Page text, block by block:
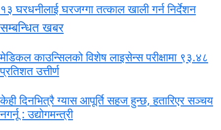
१३ घरधनीलाई घरजग्गा तत्काल खाली गर्न निर्देशन
सम्बन्धित खबर
मेडिकल काउन्सिलको विशेष लाइसेन्स परीक्षामा ९३.४८
प्रतिशत उत्तीर्ण
केही दिनभित्रै ग्यास आपूर्ति सहज हुन्छ, हतारिएर सञ्चय
नगर्नू : उद्योगमन्त्री